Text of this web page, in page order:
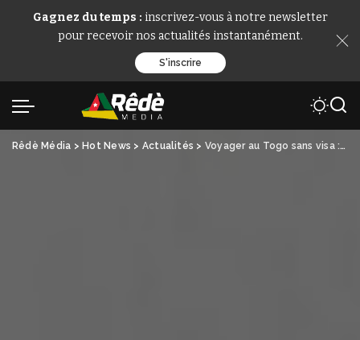
Gagnez du temps : inscrivez-vous à notre newsletter
pour recevoir nos actualités instantanément.
S'inscrire
Rêdè Média > Hot News > Actualités > Voyager au Togo sans visa : une nouvelle ère pour les citoyens africains